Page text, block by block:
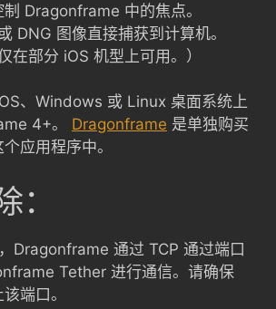
制 Dragonframe 中的焦点。
DNG 图像直接捕获到计算机。
在部分 iOS 机型上可用。）
、Windows 或 Linux 桌面系统上
4+。 Dragonframe 是单独购买
应用程序中。
：
Dragonframe 通过 TCP 通过端口
Tether 进行通信。请确保
端口。